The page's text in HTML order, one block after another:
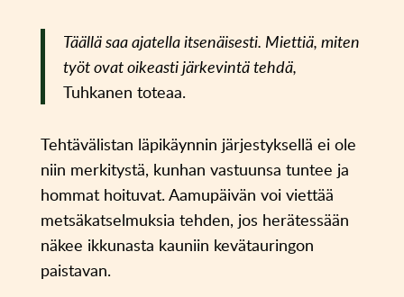
Täällä saa ajatella itsenäisesti. Miettiä, miten
työt ovat oikeasti järkevintä tehdä,
Tuhkanen toteaa.
Tehtävälistan läpikäynnin järjestyksellä ei ole
niin merkitystä, kunhan vastuunsa tuntee ja
hommat hoituvat. Aamupäivän voi viettää
metsäkatselmuksia tehden, jos herätessään
näkee ikkunasta kauniin kevätauringon
paistavan.